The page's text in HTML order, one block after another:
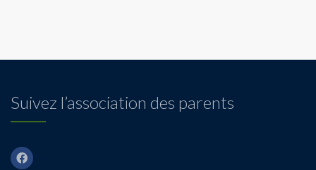
Suivez l’association des parents